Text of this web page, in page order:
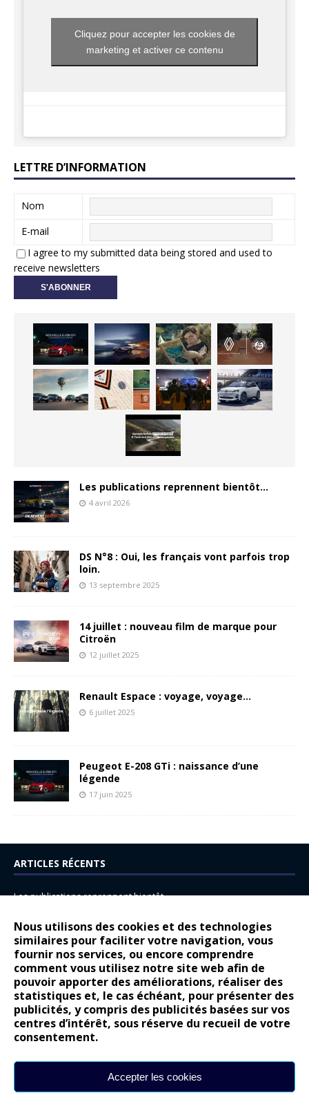
Nous utilisons des cookies et des technologies
similaires pour faciliter votre navigation, vous
fournir nos services, ou encore comprendre
comment vous utilisez notre site web afin de
pouvoir apporter des améliorations, réaliser des
statistiques et, le cas échéant, pour présenter des
publicités, y compris des publicités basées sur vos
centres d’intérêt, sous réserve du recueil de votre
consentement.
Accepter les cookies
Cliquez pour accepter les cookies de
marketing et activer ce contenu
LETTRE D’INFORMATION
Nom
E-mail
I agree to my submitted data being stored and used to
receive newsletters
Les publications reprennent bientôt…
4 avril 2026
DS N°8 : Oui, les français vont parfois trop
loin.
13 septembre 2025
14 juillet : nouveau film de marque pour
Citroën
12 juillet 2025
Renault Espace : voyage, voyage…
6 juillet 2025
Peugeot E-208 GTi : naissance d’une
légende
17 juin 2025
ARTICLES RÉCENTS
Les publications reprennent bientôt…
14 juillet : nouveau film de marque pour Citroën
Renault Espace : voyage, voyage…
Peugeot E-208 GTi : naissance d’une légende
COMMENTAIRES RÉCENTS
Bernard Dardartdans
Gilly
gyo